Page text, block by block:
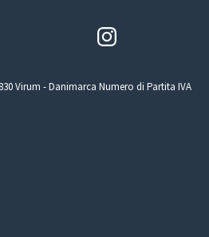
Virum - Danimarca Numero di Partita IVA